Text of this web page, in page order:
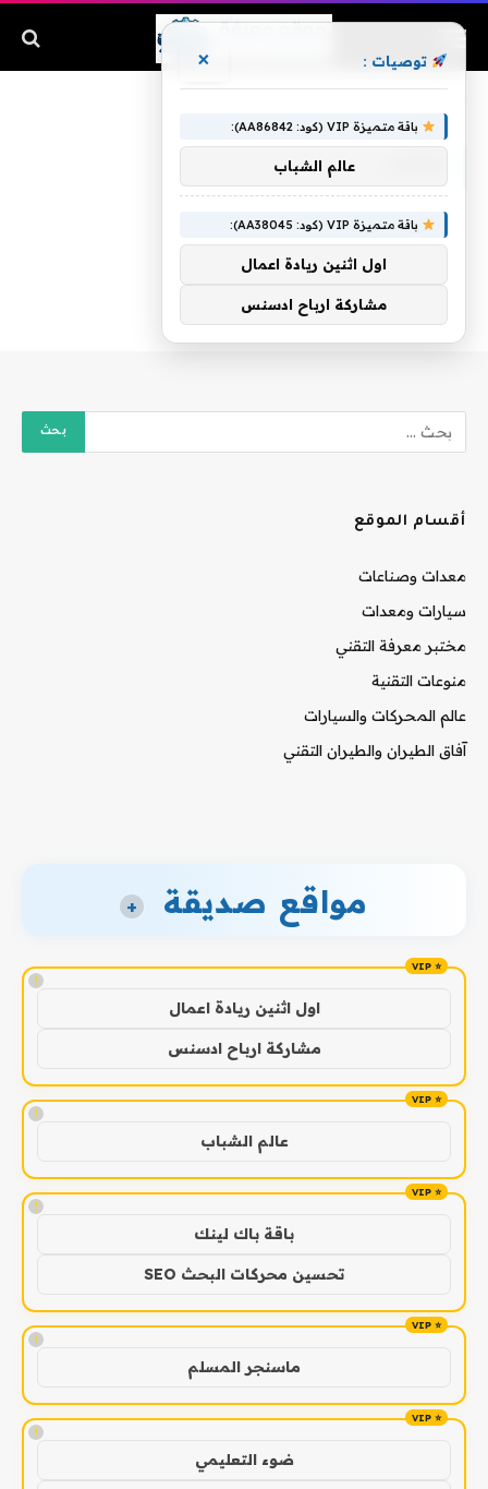
أقسام الموقع
معدات وصناعات
سيارات ومعدات
مختبر معرفة التقني
منوعات التقنية
عالم المحركات والسيارات
آفاق الطيران والطيران التقني
مواقع صديقة +
!
اول اثنين ريادة اعمال
مشاركة ارباح ادسنس
!
عالم الشباب
!
باقة باك لينك
تحسين محركات البحث SEO
!
ماسنجر المسلم
!
ضوء التعليمي
توصيات : ×
باقة متميزة VIP (كود: AA86842):
عالم الشباب
باقة متميزة VIP (كود: AA38045):
اول اثنين ريادة اعمال
مشاركة ارباح ادسنس